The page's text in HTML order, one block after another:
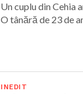
Un cuplu din Cehia
O tânără de 23 de
INEDIT